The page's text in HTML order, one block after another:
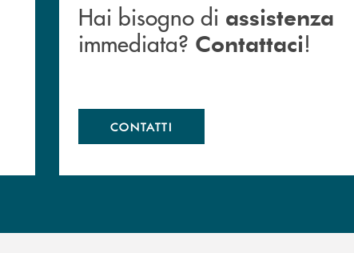
Hai bisogno di assistenza
immediata? Contattaci!
CONTATTI